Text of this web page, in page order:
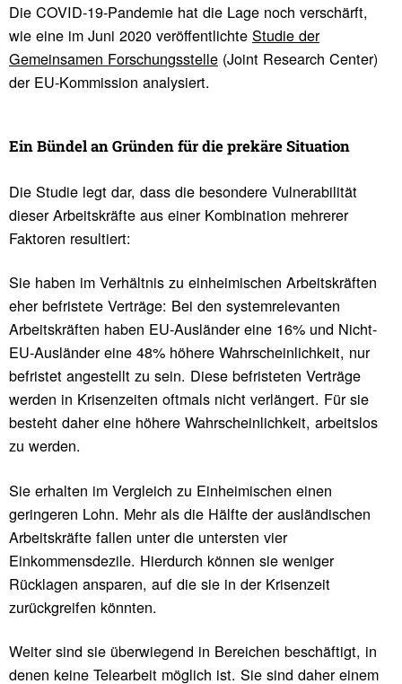
Die COVID-19-Pandemie hat die Lage noch verschärft,
wie eine im Juni 2020 veröffentlichte Studie der
Gemeinsamen Forschungsstelle(Joint Research Center)
der EU-Kommission analysiert.
Ein Bündel an Gründen für die prekäre Situa­tion
Die Studie legt dar, dass die besondere Vulnerabilität
dieser Arbeitskräfte aus einer Kombination mehrerer
Faktoren resultiert:
Sie haben im Verhältnis zu einheimischen Arbeitskräften
eher befristete Verträge: Bei den systemrelevanten
Arbeitskräften haben EU-Ausländer eine 16% und Nicht-
EU-Ausländer eine 48% höhere Wahrscheinlichkeit, nur
befristet angestellt zu sein. Diese befristeten Verträge
werden in Krisenzeiten oftmals nicht verlängert. Für sie
besteht daher eine höhere Wahrscheinlichkeit, arbeitslos
zu werden.
Sie erhalten im Vergleich zu Einheimischen einen
geringeren Lohn. Mehr als die Hälfte der ausländischen
Arbeitskräfte fallen unter die untersten vier
Einkommensdezile. Hierdurch können sie weniger
Rücklagen ansparen, auf die sie in der Krisenzeit
zurückgreifen könnten.
Weiter sind sie überwiegend in Bereichen beschäftigt, in
denen keine Telearbeit möglich ist. Sie sind daher einem